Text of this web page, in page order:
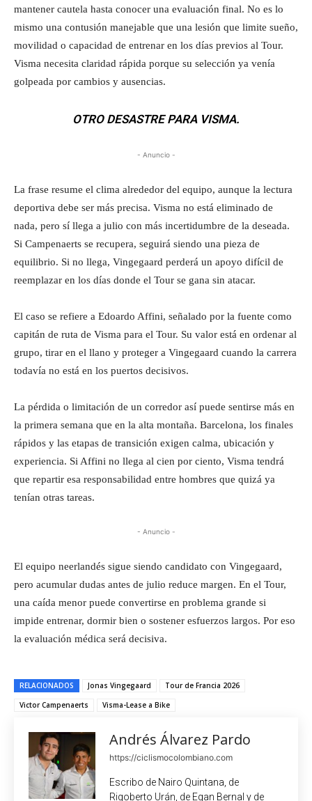
mantener cautela hasta conocer una evaluación final. No es lo
mismo una contusión manejable que una lesión que limite sueño,
movilidad o capacidad de entrenar en los días previos al Tour.
Visma necesita claridad rápida porque su selección ya venía
golpeada por cambios y ausencias.
OTRO DESASTRE PARA VISMA.
- Anuncio -
La frase resume el clima alrededor del equipo, aunque la lectura
deportiva debe ser más precisa. Visma no está eliminado de
nada, pero sí llega a julio con más incertidumbre de la deseada.
Si Campenaerts se recupera, seguirá siendo una pieza de
equilibrio. Si no llega, Vingegaard perderá un apoyo difícil de
reemplazar en los días donde el Tour se gana sin atacar.
El caso se refiere a Edoardo Affini, señalado por la fuente como
capitán de ruta de Visma para el Tour. Su valor está en ordenar al
grupo, tirar en el llano y proteger a Vingegaard cuando la carrera
todavía no está en los puertos decisivos.
La pérdida o limitación de un corredor así puede sentirse más en
la primera semana que en la alta montaña. Barcelona, los finales
rápidos y las etapas de transición exigen calma, ubicación y
experiencia. Si Affini no llega al cien por ciento, Visma tendrá
que repartir esa responsabilidad entre hombres que quizá ya
tenían otras tareas.
- Anuncio -
El equipo neerlandés sigue siendo candidato con Vingegaard,
pero acumular dudas antes de julio reduce margen. En el Tour,
una caída menor puede convertirse en problema grande si
impide entrenar, dormir bien o sostener esfuerzos largos. Por eso
la evaluación médica será decisiva.
RELACIONADOS Jonas Vingegaard
Tour de Francia 2026
Victor Campenaerts
Visma-Lease a Bike
Andrés Álvarez Pardo
https://ciclismocolombiano.com
Escribo de Nairo Quintana, de
Rigoberto Urán, de Egan Bernal y de